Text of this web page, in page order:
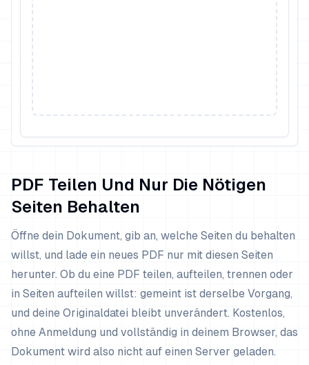
PDF Teilen Und Nur Die Nötigen
Seiten Behalten
Öffne dein Dokument, gib an, welche Seiten du behalten
willst, und lade ein neues PDF nur mit diesen Seiten
herunter. Ob du eine PDF teilen, aufteilen, trennen oder
in Seiten aufteilen willst: gemeint ist derselbe Vorgang,
und deine Originaldatei bleibt unverändert. Kostenlos,
ohne Anmeldung und vollständig in deinem Browser, das
Dokument wird also nicht auf einen Server geladen.